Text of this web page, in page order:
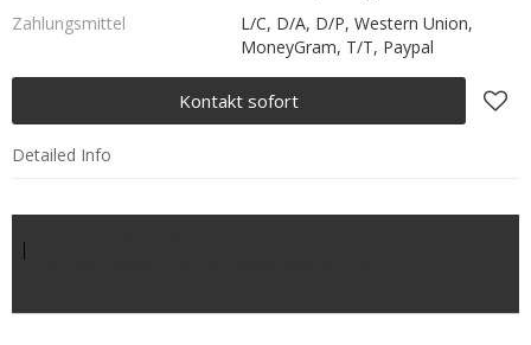
Zahlungsmittel
L/C, D/A, D/P, Western Union,
MoneyGram, T/T, Paypal
Kontakt sofort
Detailed Info